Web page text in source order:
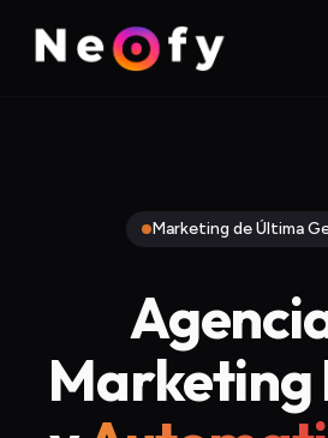
Marketing de Última
Marketing